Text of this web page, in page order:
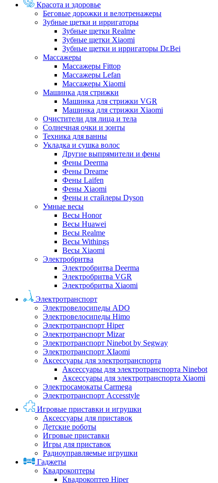
Красота и здоровье
Беговые дорожки и велотренажеры
Зубные щетки и ирригаторы
Зубные щетки Realme
Зубные щетки Xiaomi
Зубные щетки и ирригаторы Dr.Bei
Массажеры
Массажеры Fittop
Массажеры Lefan
Массажеры Xiaomi
Машинка для стрижки
Машинка для стрижки VGR
Машинка для стрижки Xiaomi
Очистители для лица и тела
Солнечная очки и зонты
Техника для ванны
Укладка и сушка волос
Другие выпрямители и фены
Фены Deerma
Фены Dreame
Фены Laifen
Фены Xiaomi
Фены и стайлеры Dyson
Умные весы
Весы Honor
Весы Huawei
Весы Realme
Весы Withings
Весы Xiaomi
Электробритва
Электробритва Deerma
Электробритва VGR
Электробритва Xiaomi
Электротранспорт
Электровелосипеды ADO
Электровелосипеды Himo
Электротранспорт Hiper
Электротранспорт Mizar
Электротранспорт Ninebot by Segway
Электротранспорт XIaomi
Аксессуары для электротранспорта
Аксессуары для электротранспорта Ninebot
Аксессуары для электротранспорта Xiaomi
Электросамокаты Carmega
Электротранспорт Accesstyle
Игровые приставки и игрушки
Аксессуары для приставок
Детские роботы
Игровые приставки
Игры для приставок
Радиоуправляемые игрушки
Гаджеты
Квадрокоптеры
Квадрокоптер Hiper